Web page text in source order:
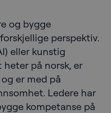
og bygge
perspektiv.
eller kunstig
heter på norsk, er
er med på
Ledere har
kompetanse på